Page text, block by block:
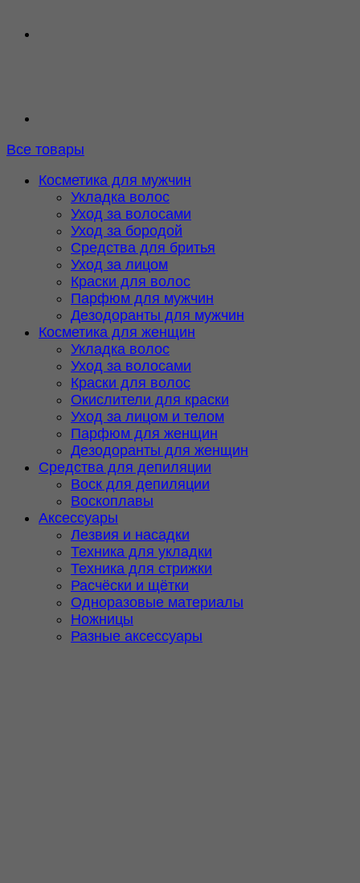
Все товары
Косметика для мужчин
Укладка волос
Уход за волосами
Уход за бородой
Средства для бритья
Уход за лицом
Краски для волос
Парфюм для мужчин
Дезодоранты для мужчин
Косметика для женщин
Укладка волос
Уход за волосами
Краски для волос
Окислители для краски
Уход за лицом и телом
Парфюм для женщин
Дезодоранты для женщин
Средства для депиляции
Воск для депиляции
Воскоплавы
Аксессуары
Лезвия и насадки
Техника для укладки
Техника для стрижки
Расчёски и щётки
Одноразовые материалы
Ножницы
Разные аксессуары